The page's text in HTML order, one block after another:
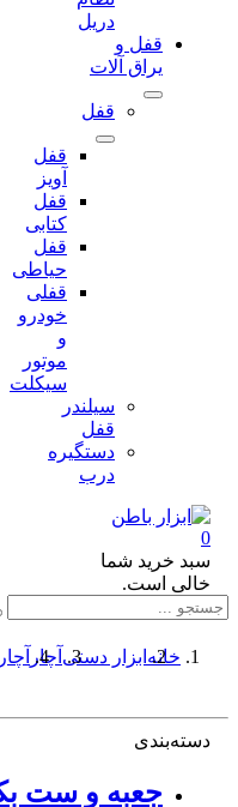
قفل و
یراق آلات
قفل
قفل
قفل
قفل
حیاطی
قفلی
خودرو
سیکلت
سیلندر
دستگیره
خرید شما
است.
خانهابزار دستیآچارآچار بکس
جعبه و ست بکس